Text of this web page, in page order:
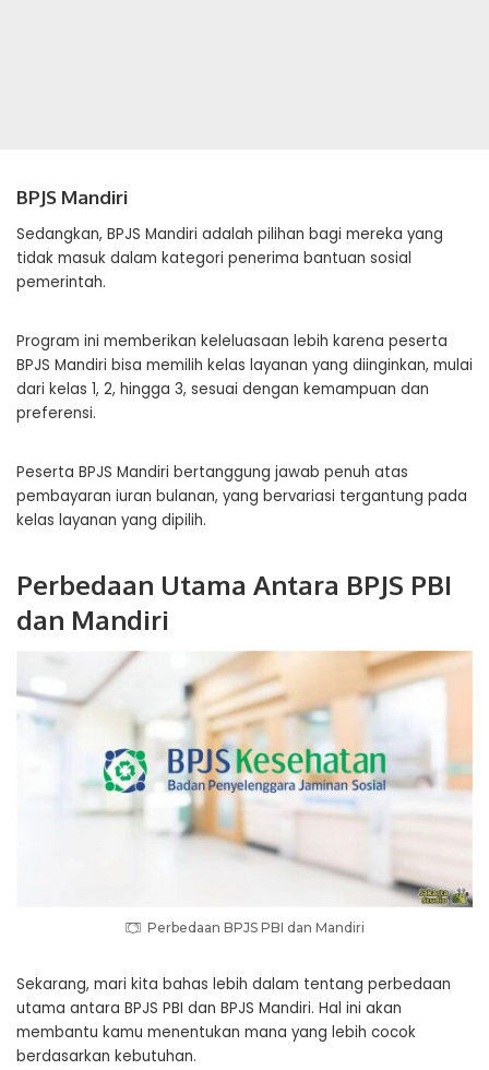
BPJS Mandiri
Sedangkan, BPJS Mandiri adalah pilihan bagi mereka yang
tidak masuk dalam kategori penerima bantuan sosial
pemerintah.
Program ini memberikan keleluasaan lebih karena peserta
BPJS Mandiri bisa memilih kelas layanan yang diinginkan, mulai
dari kelas 1, 2, hingga 3, sesuai dengan kemampuan dan
preferensi.
Peserta BPJS Mandiri bertanggung jawab penuh atas
pembayaran iuran bulanan, yang bervariasi tergantung pada
kelas layanan yang dipilih.
Perbedaan Utama Antara BPJS PBI
dan Mandiri
Perbedaan BPJS PBI dan Mandiri
Sekarang, mari kita bahas lebih dalam tentang perbedaan
utama antara BPJS PBI dan BPJS Mandiri. Hal ini akan
membantu kamu menentukan mana yang lebih cocok
berdasarkan kebutuhan.